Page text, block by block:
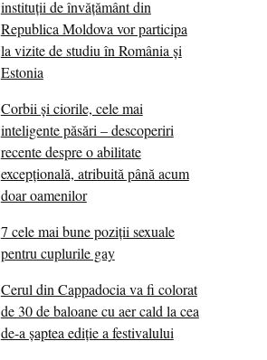
instituții de învățământ din
Republica Moldova vor participa
la vizite de studiu în România și
Estonia
Corbii şi ciorile, cele mai
inteligente păsări – descoperiri
recente despre o abilitate
excepţională, atribuită până acum
doar oamenilor
7 cele mai bune poziții sexuale
pentru cuplurile gay
Cerul din Cappadocia va fi colorat
de 30 de baloane cu aer cald la cea
de-a șaptea ediție a festivalului